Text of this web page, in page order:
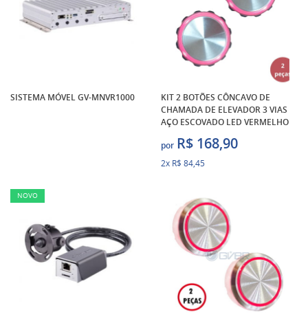
SISTEMA MÓVEL GV-MNVR1000
KIT 2 BOTÕES CÔNCAVO DE
CHAMADA DE ELEVADOR 3 VIAS
AÇO ESCOVADO LED VERMELHO
por R$ 168,90
2x R$ 84,45
NOVO